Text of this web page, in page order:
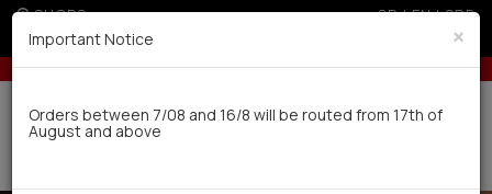
SHOPS GR|EN|SRB
10% off for orders over 250€ for EU & 300€ for
(sale season)
Delivery in 7-9 working days via UPS
×
Important Notice
Orders between 7/08 and 16/8 will be routed from 17th of
August and above